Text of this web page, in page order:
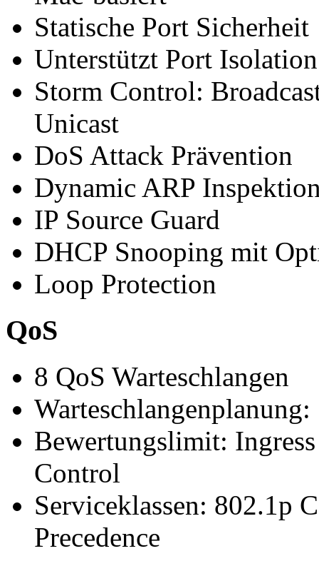
Statische Port Sicherheit
Unterstützt Port
Storm Control:
Unicast
DoS Attack Prävention
Dynamic ARP
IP Source Guard
DHCP Snooping mit
Loop Protection
QoS
8 QoS Warteschlangen
Bewertungslimit:
Control
Serviceklassen: 802.1p
Precedence